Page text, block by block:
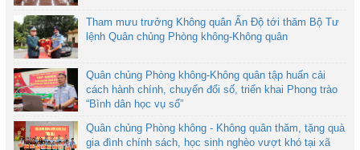
Tham mưu trưởng Không quân Ấn Độ tới thăm Bộ Tư
lệnh Quân chủng Phòng không-Không quân
Quân chủng Phòng không-Không quân tập huấn cải
cách hành chính, chuyển đổi số, triển khai Phong trào
“Bình dân học vụ số”
Quân chủng Phòng không - Không quân thăm, tặng quà
gia đình chính sách, học sinh nghèo vượt khó tại xã